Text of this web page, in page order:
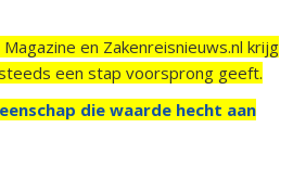
en Zakenreisnieuws.nl krijg
een stap voorsprong geeft.
die waarde hecht aan